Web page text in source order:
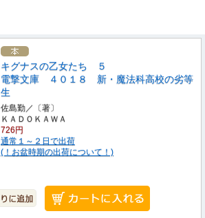
キグナスの乙女たち ５
電撃文庫 ４０１８ 新・魔法科高校の劣等
生
佐島勤／〔著〕
ＫＡＤＯＫＡＷＡ
726円
通常１～２日で出荷
(！お盆時期の出荷について！)